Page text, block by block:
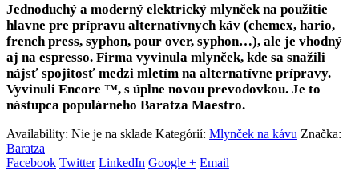
Jednoduchý a moderný elektrický mlynček na použitie
hlavne pre prípravu alternatívnych káv (chemex, hario,
french press, syphon, pour over, syphon…), ale je vhodný
aj na espresso. Firma vyvinula mlynček, kde sa snažili
nájsť spojitosť medzi mletím na alternatívne prípravy.
Vyvinuli Encore ™, s úplne novou prevodovkou. Je to
nástupca populárneho Baratza Maestro.
Availability: Nie je na sklade Kategórií: Mlynček na kávu Značka:
Baratza
Facebook Twitter LinkedIn Google + Email